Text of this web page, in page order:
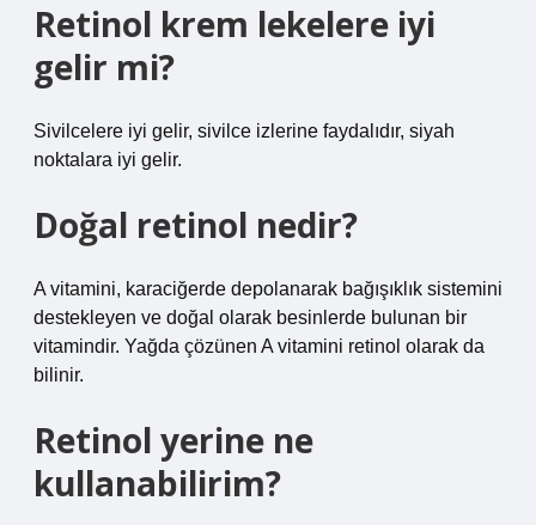
Retinol krem lekelere iyi
gelir mi?
Sivilcelere iyi gelir, sivilce izlerine faydalıdır, siyah
noktalara iyi gelir.
Doğal retinol nedir?
A vitamini, karaciğerde depolanarak bağışıklık sistemini
destekleyen ve doğal olarak besinlerde bulunan bir
vitamindir. Yağda çözünen A vitamini retinol olarak da
bilinir.
Retinol yerine ne
kullanabilirim?